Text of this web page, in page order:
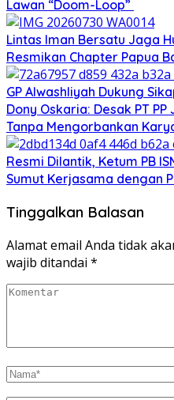
Lawan “Doom-Loop”
Lintas Iman Bersatu Jaga
Resmikan Chapter Papua
GP Alwashliyah Dukung
Dony Oskaria: Desak PT
Tanpa Mengorbankan
Resmi Dilantik, Ketum PB
Sumut Kerjasama dengan
Tinggalkan Balasan
Alamat email Anda tidak
wajib ditandai *